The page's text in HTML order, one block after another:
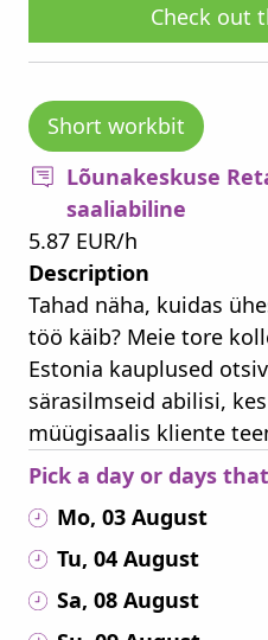
Check out
Short workbit
Lõunakeskuse
saaliabiline
5.87 EUR/h
Description
Tahad näha, kuidas
töö käib? Meie tore
Estonia kauplused
särasilmseid abilisi,
müügisaalis kliente
Pick a day or days
Mo, 03 August
Tu, 04 August
Sa, 08 August